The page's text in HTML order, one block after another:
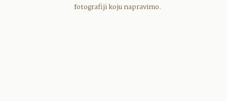
fotografiji koju napravimo.